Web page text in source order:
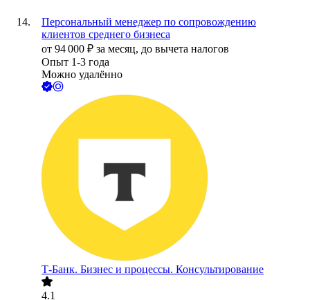
Персональный менеджер по сопровождению
клиентов среднего бизнеса
от 94 000 ₽ за месяц, до вычета налогов
Опыт 1-3 года
Можно удалённо
Т-Банк. Бизнес и процессы. Консультирование
4.1